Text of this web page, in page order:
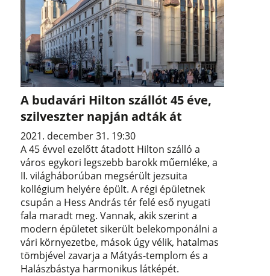
A budavári Hilton szállót 45 éve,
szilveszter napján adták át
2021. december 31. 19:30
A 45 évvel ezelőtt átadott Hilton szálló a
város egykori legszebb barokk műemléke, a
II. világháborúban megsérült jezsuita
kollégium helyére épült. A régi épületnek
csupán a Hess András tér felé eső nyugati
fala maradt meg. Vannak, akik szerint a
modern épületet sikerült belekomponálni a
vári környezetbe, mások úgy vélik, hatalmas
tömbjével zavarja a Mátyás-templom és a
Halászbástya harmonikus látképét.